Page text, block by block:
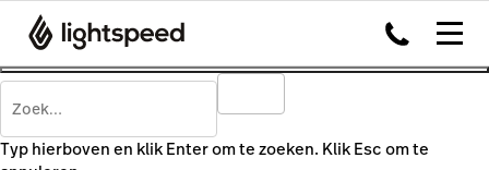
Typ hierboven en klik Enter om te zoeken. Klik Esc om te